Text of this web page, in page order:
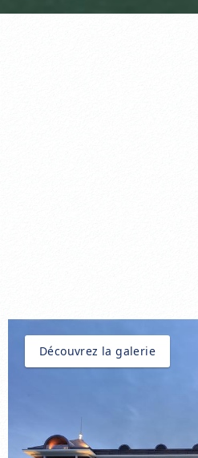
Découvrez la galerie